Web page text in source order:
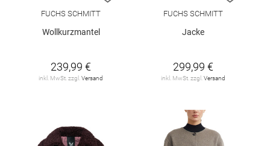
FUCHS SCHMITT
Wollkurzmantel
239,99 €
inkl. MwSt. zzgl. Versand
FUCHS SCHMITT
Jacke
299,99 €
inkl. MwSt. zzgl. Versand